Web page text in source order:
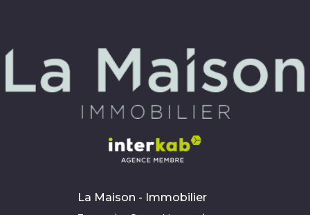
La Maison - Immobilier